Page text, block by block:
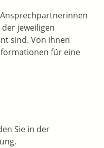
jeweiligen
sind. Von ihnen
für eine
Sie in der